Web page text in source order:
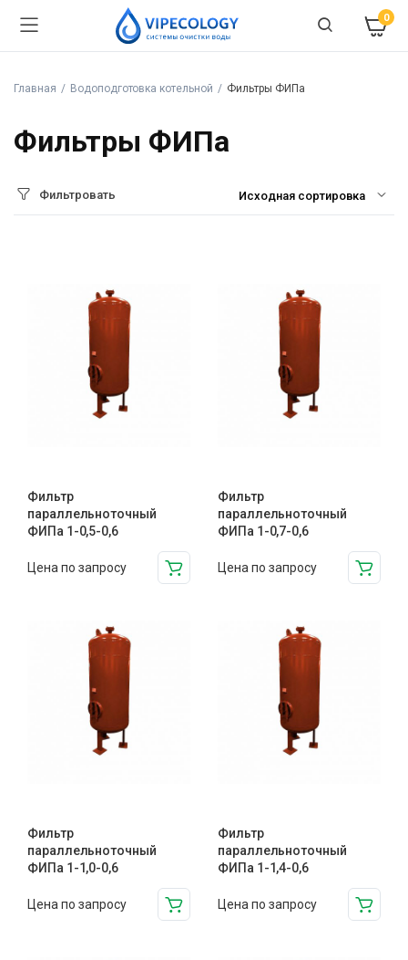
0
Главная Водоподготовка котельной Фильтры ФИПа
Фильтры ФИПа
Фильтровать
Фильтр
параллельноточный
ФИПа 1-0,5-0,6
Цена по запросу
Фильтр
параллельноточный
ФИПа 1-0,7-0,6
Цена по запросу
Фильтр
параллельноточный
ФИПа 1-1,0-0,6
Цена по запросу
Фильтр
параллельноточный
ФИПа 1-1,4-0,6
Цена по запросу